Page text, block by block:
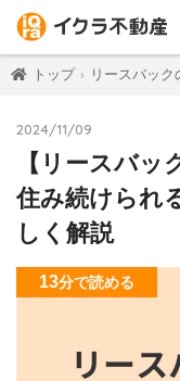
トップ リースバック
2024/11/09
【リースバッ
住み続けられ
しく解説
13分で読める